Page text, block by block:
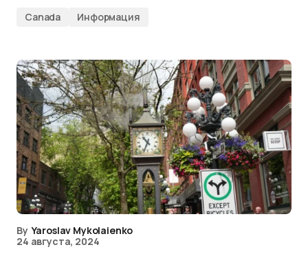
Canada Информация
By Yaroslav Mykolaienko
24 августа, 2024